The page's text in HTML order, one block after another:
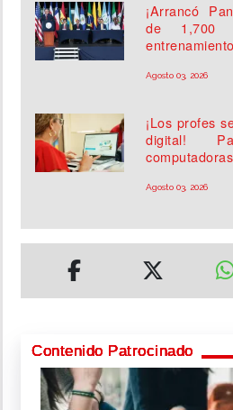
¡Arrancó
de 1,700
Agosto 03, 2026
¡Los profes
digital!
Agosto 03, 2026
Contenido Patrocinado